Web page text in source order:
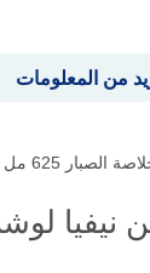
مفعول يدوم حتى 48 ساعة تركيبة غير دهنية.
نيفيا
من المعلومات